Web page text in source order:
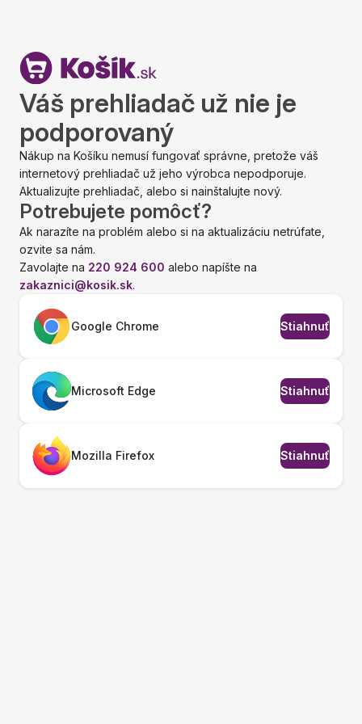
Váš prehliadač už nie je
podporovaný
Nákup na Košíku nemusí fungovať správne, pretože váš
internetový prehliadač už jeho výrobca nepodporuje.
Aktualizujte prehliadač, alebo si nainštalujte nový.
Potrebujete pomôcť?
Ak narazíte na problém alebo si na aktualizáciu netrúfate,
ozvite sa nám.
Zavolajte na 220 924 600 alebo napíšte na
zakaznici@kosik.sk.
Google Chrome Stiahnuť
Microsoft Edge Stiahnuť
Mozilla Firefox Stiahnuť